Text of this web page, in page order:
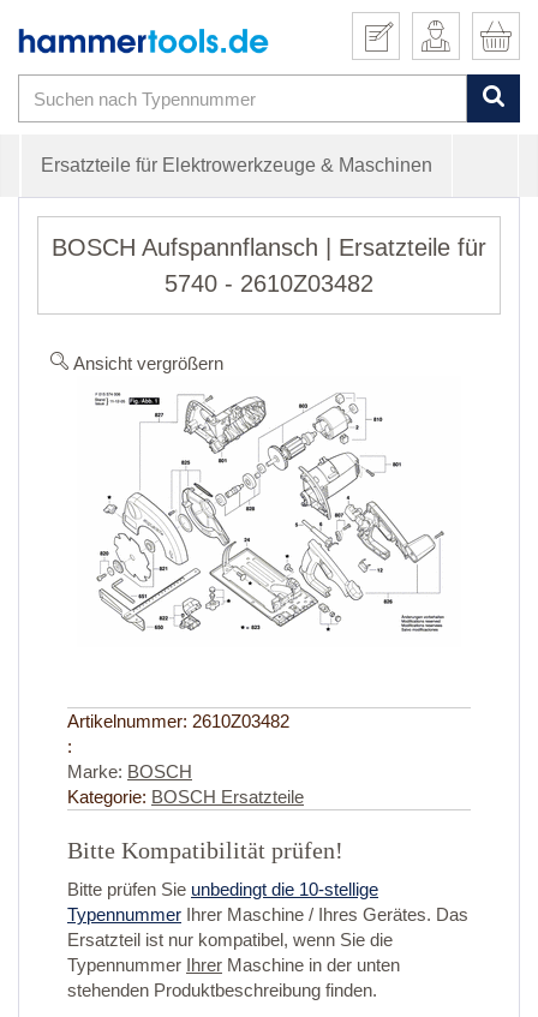
Ersatzteile für Elektrowerkzeuge & Maschinen
BOSCH Aufspannflansch | Ersatzteile für
5740 - 2610Z03482
Ansicht vergrößern
Artikelnummer: 2610Z03482
:
Marke: BOSCH
Kategorie: BOSCH Ersatzteile
Bitte Kompatibilität prüfen!
Bitte prüfen Sie unbedingt die 10-stellige
Typennummer Ihrer Maschine / Ihres Gerätes. Das
Ersatzteil ist nur kompatibel, wenn Sie die
Typennummer Ihrer Maschine in der unten
stehenden Produktbeschreibung finden.